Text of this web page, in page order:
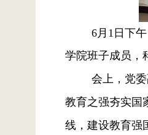
6月1日下
学院班子成员，
会上，党
教育之强夯实国
线，建设教育强